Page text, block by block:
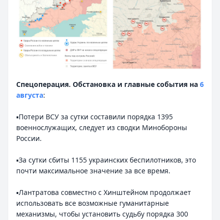
Спецоперация. Обстановка и главные события на 6
августа:
▪️Потери ВСУ за сутки составили порядка 1395
военнослужащих, следует из сводки Минобороны
России.
▪️За сутки сбиты 1155 украинских беспилотников, это
почти максимальное значение за все время.
▪️Лантратова совместно с Хинштейном продолжает
использовать все возможные гуманитарные
механизмы, чтобы установить судьбу порядка 300